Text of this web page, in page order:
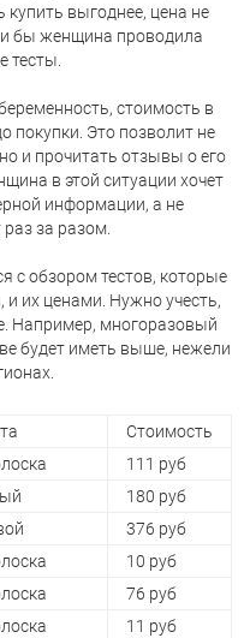
купить выгоднее, цена не
бы женщина проводила
тесты.
стоимость в
покупки. Это позволит не
и прочитать отзывы о его
в этой ситуации хочет
информации, а не
раз за разом.
с обзором тестов, которые
и их ценами. Нужно учесть,
Например, многоразовый
будет иметь выше, нежели
Стоимость
111 руб
180 руб
376 руб
10 руб
76 руб
11 руб